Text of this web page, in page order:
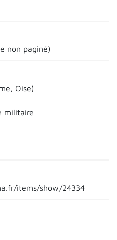
non paginé)
Oise)
militaire
items/show/24334